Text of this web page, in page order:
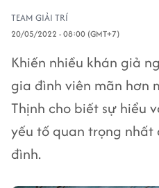
TEAM GIẢI TRÍ
20/05/2022 - 08:00 (GMT+7)
Khiến nhiều khán giả
gia đình viên mãn hơn
Thịnh cho biết sự hiểu
yếu tố quan trọng
đình.